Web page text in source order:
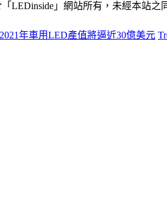
「LEDinside」網站所有，未經本站
年車用LED產值將逼近30億美元